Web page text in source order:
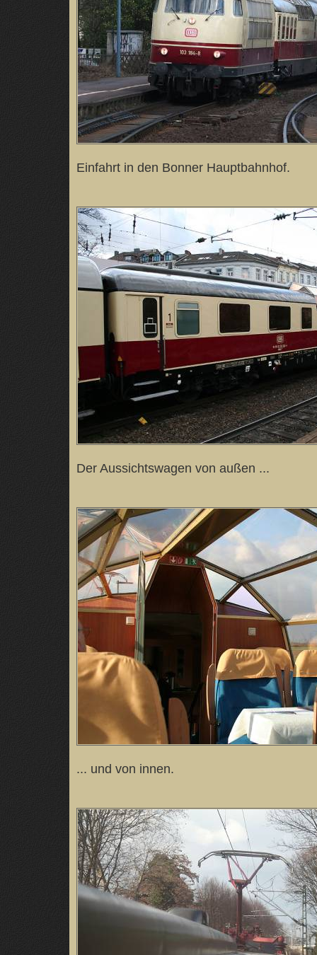
Einfahrt in den Bonner Hauptbahnhof.
Der Aussichtswagen von außen ...
... und von innen.